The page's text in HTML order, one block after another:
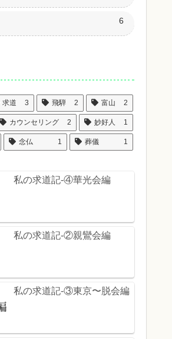
6
求道 3 飛騨 2 富山 2
カウンセリング 2 妙好人 1
念仏 1 葬儀 1
私の求道記-④華光会編
私の求道記-②親鸞会編
私の求道記-③東京〜脱会編